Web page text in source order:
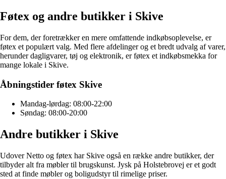
Føtex og andre butikker i Skive
For dem, der foretrækker en mere omfattende indkøbsoplevelse, er
føtex et populært valg. Med flere afdelinger og et bredt udvalg af varer,
herunder dagligvarer, tøj og elektronik, er føtex et indkøbsmekka for
mange lokale i Skive.
Åbningstider føtex Skive
Mandag-lørdag: 08:00-22:00
Søndag: 08:00-20:00
Andre butikker i Skive
Udover Netto og føtex har Skive også en række andre butikker, der
tilbyder alt fra møbler til brugskunst. Jysk på Holstebrovej er et godt
sted at finde møbler og boligudstyr til rimelige priser.